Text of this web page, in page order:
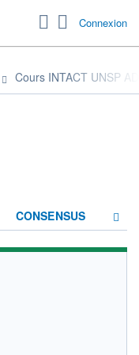
Connexion
Cours INTACT UNSP
CONSENSUS